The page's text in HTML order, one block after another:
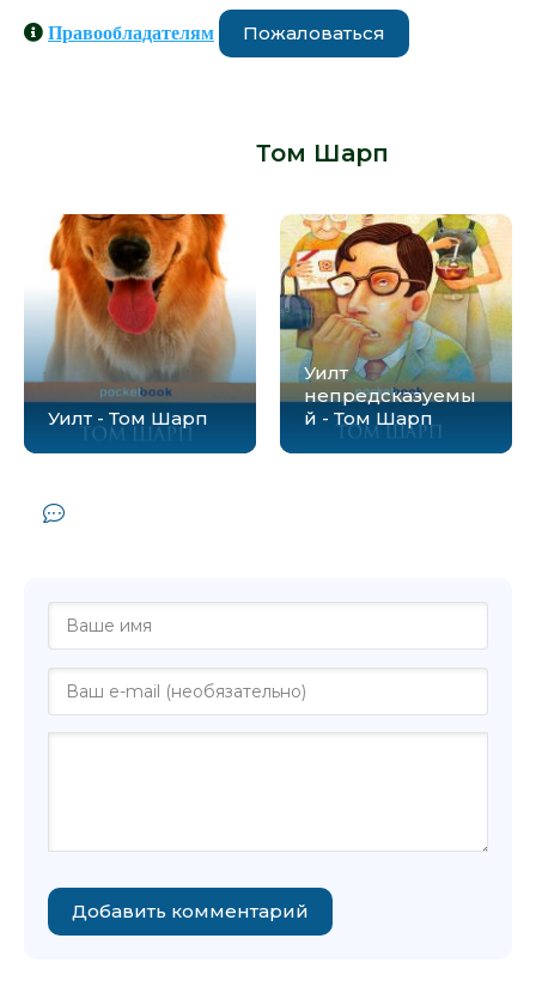
Правообладателям Пожаловаться
Том Шарп
Уилт - Том Шарп
Уилт
непредсказуемы
й - Том Шарп
Добавить комментарий